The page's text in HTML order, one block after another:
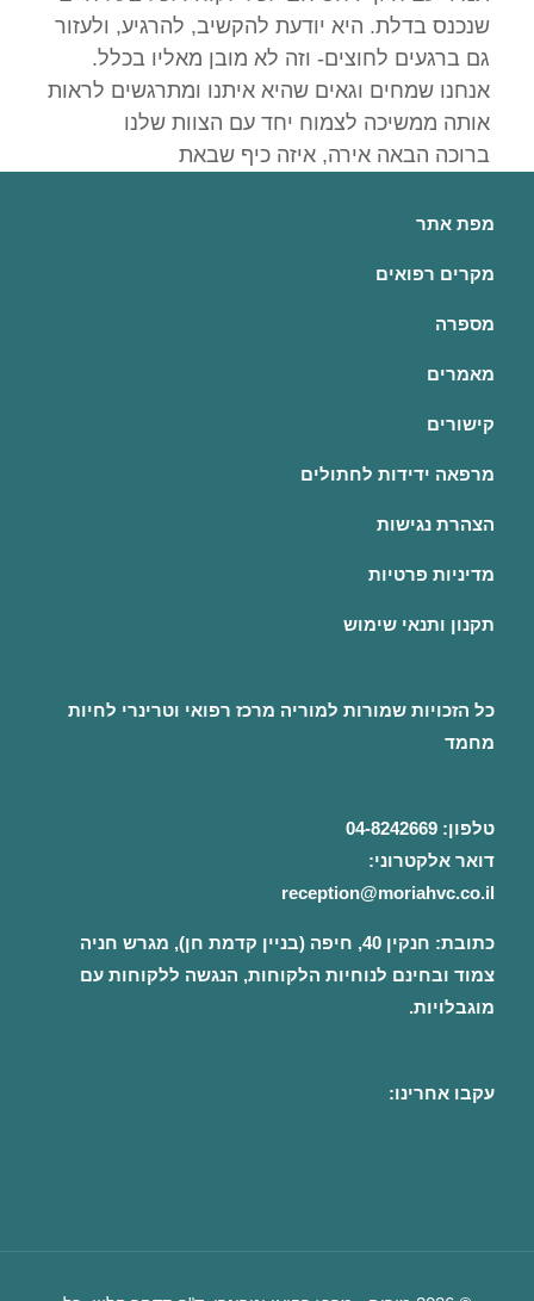
שנכנס בדלת. היא יודעת להקשיב, להרגיע, ולעזור
גם ברגעים לחוצים- וזה לא מובן מאליו בכלל.
אנחנו שמחים וגאים שהיא איתנו ומתרגשים לראות
אותה ממשיכה לצמוח יחד עם הצוות שלנו
ברוכה הבאה אירה, איזה כיף שבאת
מפת אתר
מקרים רפואים
מספרה
מאמרים
קישורים
מרפאה ידידות לחתולים
הצהרת נגישות
מדיניות פרטיות
תקנון ותנאי שימוש
כל הזכויות שמורות למוריה מרכז רפואי וטרינרי לחיות
מחמד
טלפון:04-8242669
דואר אלקטרוני:
reception@moriahvc.co.il
כתובת:
חנקין 40, חיפה (בניין קדמת חן), מגרש חניה
צמוד ובחינם לנוחיות הלקוחות, הנגשה ללקוחות עם
מוגבלויות.
עקבו אחרינו: